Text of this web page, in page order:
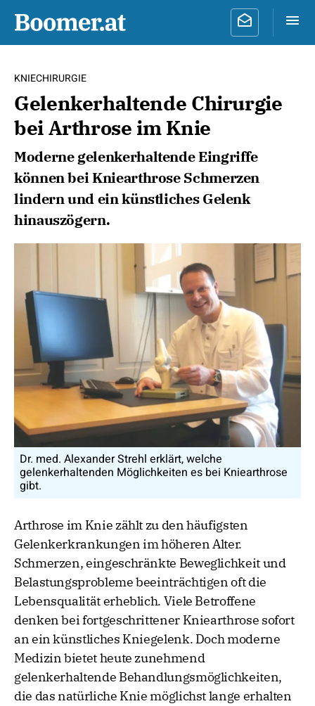
KNIECHIRURGIE
Gelenkerhaltende Chirurgie
bei Arthrose im Knie
Moderne gelenkerhaltende Eingriffe
können bei Kniearthrose Schmerzen
lindern und ein künstliches Gelenk
hinauszögern.
Dr. med. Alexander Strehl erklärt, welche
gelenkerhaltenden Möglichkeiten es bei Kniearthrose
gibt.
Arthrose im Knie zählt zu den häufigsten
Gelenkerkrankungen im höheren Alter.
Schmerzen, eingeschränkte Beweglichkeit und
Belastungsprobleme beeinträchtigen oft die
Lebensqualität erheblich. Viele Betroffene
denken bei fortgeschrittener Kniearthrose sofort
an ein künstliches Kniegelenk. Doch moderne
Medizin bietet heute zunehmend
gelenkerhaltende Behandlungsmöglichkeiten,
die das natürliche Knie möglichst lange erhalten